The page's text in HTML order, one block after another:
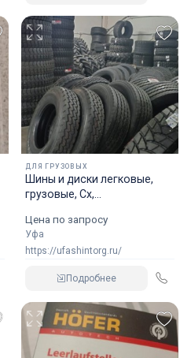
ДЛЯ ГРУЗОВЫХ
Шины и диски легковые,
грузовые, Сх,
Цена по запросу
Уфа
https://ufashintorg.ru/
Подробнее